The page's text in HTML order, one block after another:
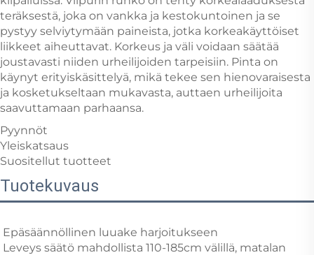
teräksestä, joka on vankka ja kestokuntoinen ja se
pystyy selviytymään paineista, jotka korkeakäyttöiset
liikkeet aiheuttavat. Korkeus ja väli voidaan säätää
joustavasti niiden urheilijoiden tarpeisiin. Pinta on
käynyt erityiskäsittelyä, mikä tekee sen hienovaraisesta
ja kosketukseltaan mukavasta, auttaen urheilijoita
saavuttamaan parhaansa.
Pyynnöt
Yleiskatsaus
Suositellut tuotteet
Tuotekuvaus
Epäsäännöllinen luuake harjoitukseen
Leveys säätö mahdollista 110-185cm välillä, matalan